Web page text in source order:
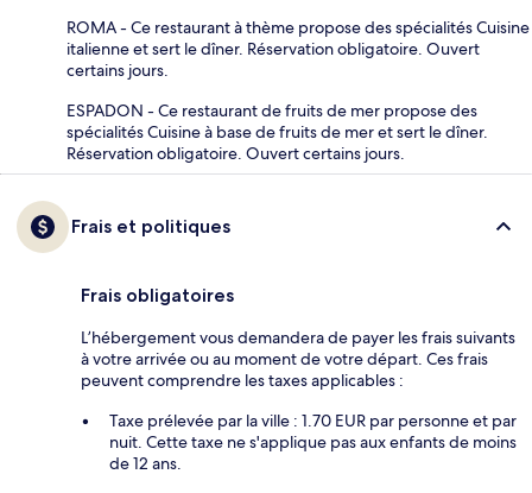
ROMA - Ce restaurant à thème propose des spécialités Cuisine
italienne et sert le dîner. Réservation obligatoire. Ouvert
certains jours.
ESPADON - Ce restaurant de fruits de mer propose des
spécialités Cuisine à base de fruits de mer et sert le dîner.
Réservation obligatoire. Ouvert certains jours.
Frais et politiques
Frais obligatoires
L’hébergement vous demandera de payer les frais suivants
à votre arrivée ou au moment de votre départ. Ces frais
peuvent comprendre les taxes applicables :
Taxe prélevée par la ville : 1.70 EUR par personne et par
nuit. Cette taxe ne s'applique pas aux enfants de moins
de 12 ans.